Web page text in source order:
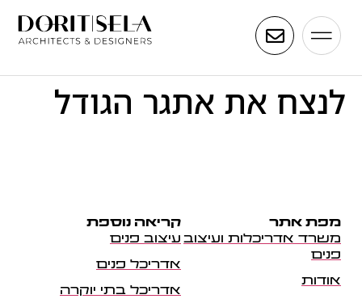
לנצח את אתגר הגודל
מפת אתר
משרד אדריכלות ועיצוב
פנים
אודות
קריאה נוספת
עיצוב פנים
אדריכל פנים
אדריכל בתי יוקרה